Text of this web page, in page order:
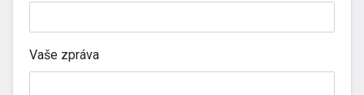
Vaše zpráva